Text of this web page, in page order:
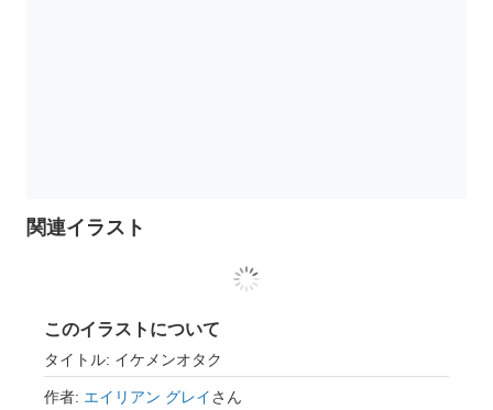
関連イラスト
このイラストについて
タイトル: イケメンオタク
作者: エイリアン グレイさん